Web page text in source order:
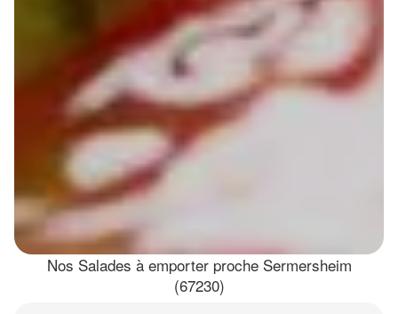
Nos Salades à emporter proche Sermersheim
(67230)